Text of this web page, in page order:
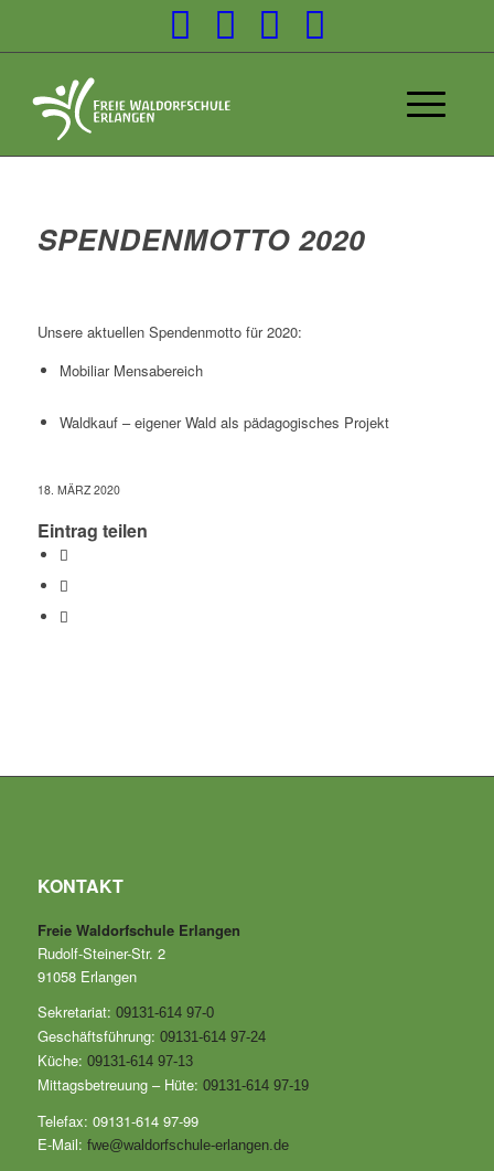
SPENDENMOTTO 2020
Unsere aktuellen Spendenmotto für 2020:
Mobiliar Mensabereich
Waldkauf – eigener Wald als pädagogisches Projekt
18. MÄRZ 2020
Eintrag teilen
KONTAKT
Freie Waldorfschule Erlangen
Rudolf-Steiner-Str. 2
91058 Erlangen
Sekretariat: 09131-614 97-0
Geschäftsführung: 09131-614 97-24
Küche: 09131-614 97-13
Mittagsbetreuung – Hüte: 09131-614 97-19
Telefax: 09131-614 97-99
E-Mail: fwe@waldorfschule-erlangen.de